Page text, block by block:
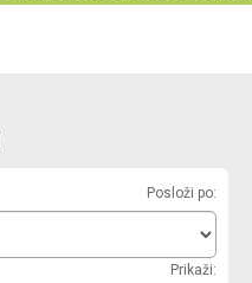
Posloži po:
Prikaži: